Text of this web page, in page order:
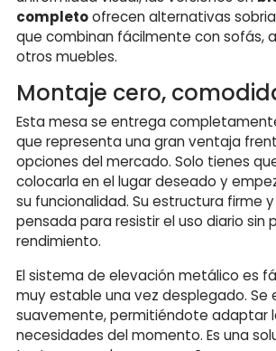
completoofrecen alternativas
que combinan fácilmente con sofás,
otros muebles.
Montaje cero,
Esta mesa se entrega
que representa una gran ventaja
opciones del mercado. Solo tienes
colocarla en el lugar deseado y
su funcionalidad. Su estructura firme
pensada para resistir el uso diario sin
rendimiento.
El sistema de elevación metálico es
muy estable una vez desplegado. Se
suavemente, permitiéndote adaptar
necesidades del momento. Es una